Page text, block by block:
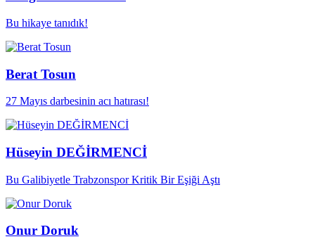
Bu hikaye tanıdık!
Berat Tosun
27 Mayıs darbesinin acı hatırası!
Hüseyin DEĞİRMENCİ
Bu Galibiyetle Trabzonspor Kritik Bir Eşiği Aştı
Onur Doruk